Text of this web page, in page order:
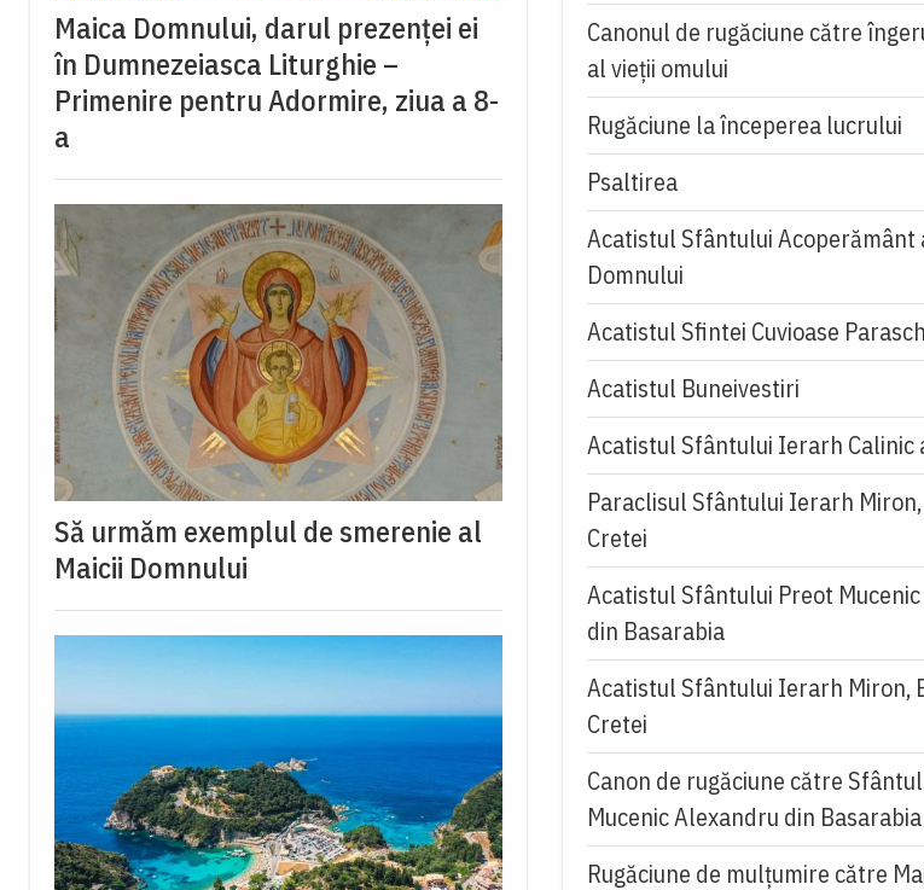
Maica Domnului, darul prezenței ei
în Dumnezeiasca Liturghie –
Primenire pentru Adormire, ziua a 8-
a
Să urmăm exemplul de smerenie al
Maicii Domnului
Canonul de rugăciune către
al vieții omului
Rugăciune la începerea lucrului
Psaltirea
Acatistul Sfântului Acoperământ
Domnului
Acatistul Sfintei Cuvioase
Acatistul Buneivestiri
Acatistul Sfântului Ierarh Calinic
Paraclisul Sfântului Ierarh
Cretei
Acatistul Sfântului Preot
din Basarabia
Acatistul Sfântului Ierarh Miron,
Cretei
Canon de rugăciune către
Mucenic Alexandru din Basarabia
Rugăciune de mulţumire către